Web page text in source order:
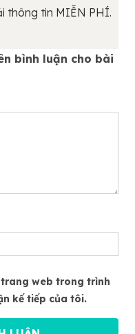
thông tin MIỄN PHÍ.
bình luận cho bài
web trong trình
kế tiếp của tôi.